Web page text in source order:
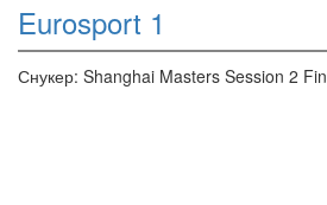
Eurosport 1
Снукер: Shanghai Masters Session 2